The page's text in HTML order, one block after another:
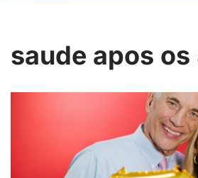
saude apos